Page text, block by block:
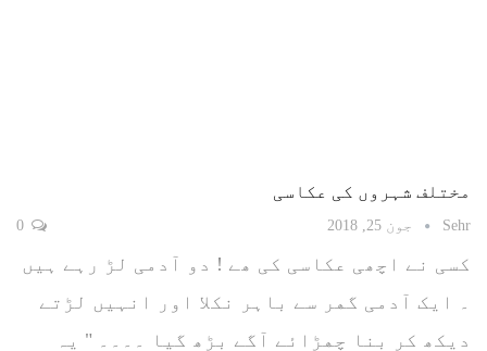
مختلف شہروں کی عکاسی
Sehr جون 25, 2018
کسی نے اچھی عکاسی کی ھے ! ﺩﻭ ﺁﺩﻣﯽ ﻟﮍ ﺭﮨﮯ ﮨﯿﮟ
۔ ﺍﯾﮏ ﺁﺩﻣﯽ ﮔﮭﺮ ﺳﮯ ﺑﺎﮨﺮ ﻧﮑﻼ ﺍﻭﺭ ﺍﻧﮩﯿﮟ ﻟﮍﺗﮯ
ﺩیکھ ﮐﺮ ﺑﻨﺎ ﭼﮭﮍﺍﺋﮯ ﺁﮔﮯ ﺑﮍﮪ ﮔﯿﺎ ۔۔۔۔ " ﯾﮧ